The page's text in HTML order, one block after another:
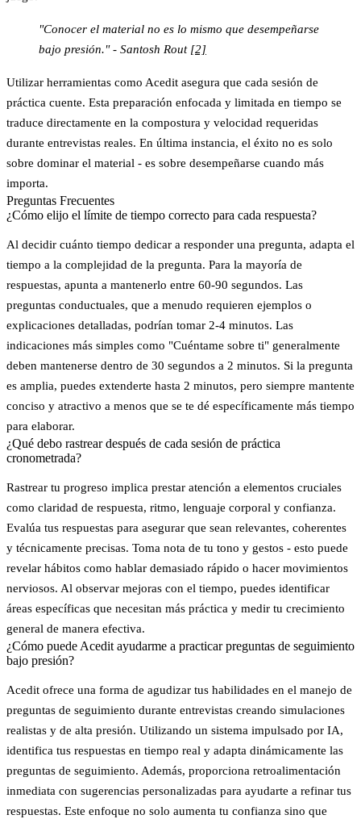
"Conocer el material no es lo mismo que desempeñarse
bajo presión." - Santosh Rout [2]
Utilizar herramientas como Acedit asegura que cada sesión de
práctica cuente. Esta preparación enfocada y limitada en tiempo se
traduce directamente en la compostura y velocidad requeridas
durante entrevistas reales. En última instancia, el éxito no es solo
sobre dominar el material - es sobre desempeñarse cuando más
importa.
Preguntas Frecuentes
¿Cómo elijo el límite de tiempo correcto para cada respuesta?
Al decidir cuánto tiempo dedicar a responder una pregunta, adapta el
tiempo a la complejidad de la pregunta. Para la mayoría de
respuestas, apunta a mantenerlo entre 60-90 segundos. Las
preguntas conductuales, que a menudo requieren ejemplos o
explicaciones detalladas, podrían tomar 2-4 minutos. Las
indicaciones más simples como "Cuéntame sobre ti" generalmente
deben mantenerse dentro de 30 segundos a 2 minutos. Si la pregunta
es amplia, puedes extenderte hasta 2 minutos, pero siempre mantente
conciso y atractivo a menos que se te dé específicamente más tiempo
para elaborar.
¿Qué debo rastrear después de cada sesión de práctica
cronometrada?
Rastrear tu progreso implica prestar atención a elementos cruciales
como claridad de respuesta, ritmo, lenguaje corporal y confianza.
Evalúa tus respuestas para asegurar que sean relevantes, coherentes
y técnicamente precisas. Toma nota de tu tono y gestos - esto puede
revelar hábitos como hablar demasiado rápido o hacer movimientos
nerviosos. Al observar mejoras con el tiempo, puedes identificar
áreas específicas que necesitan más práctica y medir tu crecimiento
general de manera efectiva.
¿Cómo puede Acedit ayudarme a practicar preguntas de seguimiento
bajo presión?
Acedit ofrece una forma de agudizar tus habilidades en el manejo de
preguntas de seguimiento durante entrevistas creando simulaciones
realistas y de alta presión. Utilizando un sistema impulsado por IA,
identifica tus respuestas en tiempo real y adapta dinámicamente las
preguntas de seguimiento. Además, proporciona retroalimentación
inmediata con sugerencias personalizadas para ayudarte a refinar tus
respuestas. Este enfoque no solo aumenta tu confianza sino que